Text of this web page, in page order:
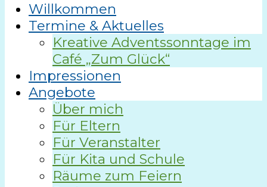
Willkommen
Termine & Aktuelles
Kreative Adventssonntage im
Café „Zum Glück“
Impressionen
Angebote
Über mich
Für Eltern
Für Veranstalter
Für Kita und Schule
Räume zum Feiern